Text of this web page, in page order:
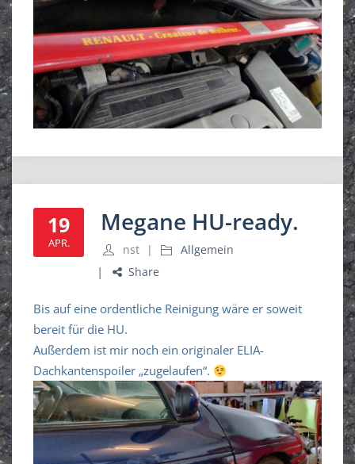
19
APR.
Megane HU-ready.
nst
Allgemein
Share
Bis auf eine ordentliche Reinigung wäre er soweit
bereit für die HU.
Außerdem ist mir noch ein originaler ELIA-
Dachkantenspoiler „zugelaufen“.